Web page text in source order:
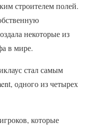
строителем полей.
некоторые из
в мире.
стал самым
одного из четырех
которые